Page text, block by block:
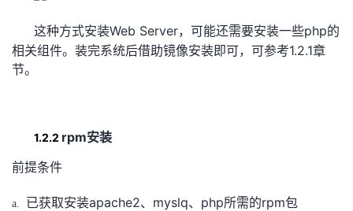
这种方式安装Web Server，可能还需要安装一些php的
相关组件。装完系统后借助镜像安装即可，可参考1.2.1章
节。
1.2.2 rpm安装
前提条件
a. 已获取安装apache2、 myslq、 php所需的rpm包